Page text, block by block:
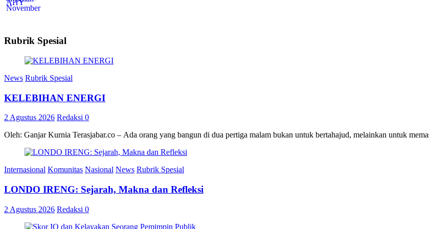
Rubrik Spesial
News Rubrik Spesial
KELEBIHAN ENERGI
2 Agustus 2026 Redaksi 0
Oleh: Ganjar Kurnia Terasjabar.co – Ada orang yang bangun di dua pertiga malam bukan untuk bertahajud, melainkan untuk
Internasional Komunitas Nasional News Rubrik Spesial
LONDO IRENG: Sejarah, Makna dan Refleksi
2 Agustus 2026 Redaksi 0